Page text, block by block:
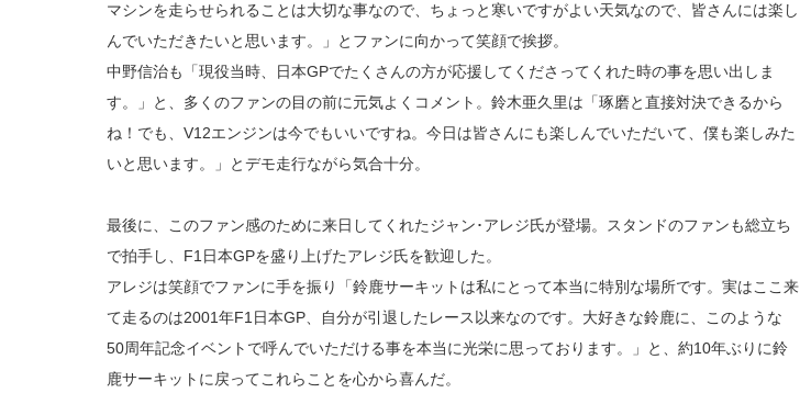
マシンを走らせられることは大切な事なので、ちょっと寒いですがよい天気なので、皆さんには楽し
んでいただきたいと思います。」とファンに向かって笑顔で挨拶。
中野信治も「現役当時、日本GPでたくさんの方が応援してくださってくれた時の事を思い出しま
す。」と、多くのファンの目の前に元気よくコメント。鈴木亜久里は「琢磨と直接対決できるから
ね！でも、V12エンジンは今でもいいですね。今日は皆さんにも楽しんでいただいて、僕も楽しみた
いと思います。」とデモ走行ながら気合十分。
最後に、このファン感のために来日してくれたジャン･アレジ氏が登場。スタンドのファンも総立ち
で拍手し、F1日本GPを盛り上げたアレジ氏を歓迎した。
アレジは笑顔でファンに手を振り「鈴鹿サーキットは私にとって本当に特別な場所です。実はここ来
て走るのは2001年F1日本GP、自分が引退したレース以来なのです。大好きな鈴鹿に、このような
50周年記念イベントで呼んでいただける事を本当に光栄に思っております。」と、約10年ぶりに鈴
鹿サーキットに戻ってこれらことを心から喜んだ。